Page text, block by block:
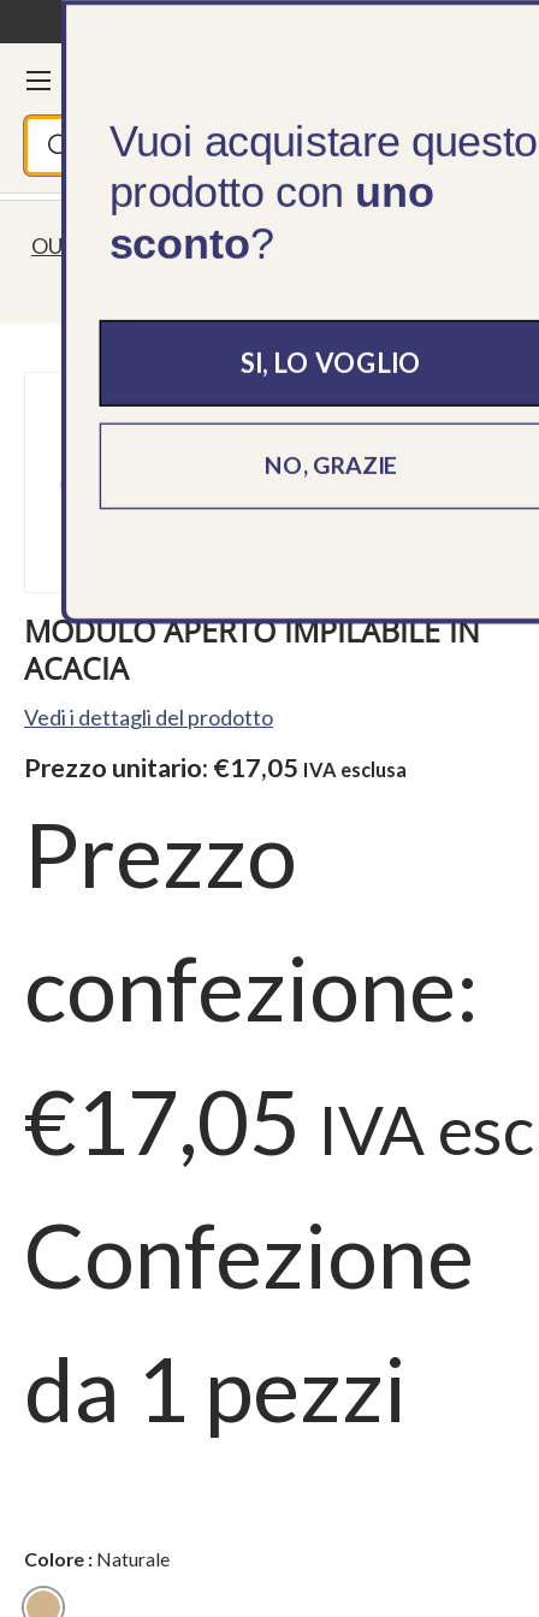
Passa ai contenuti
Cerca
Cerca
Menu
OUTLET: Articoli fino al 50% ⏰ Fino a esaurimento
MODULO APERTO IMPILABILE IN
ACACIA
Vedi i dettagli del prodotto
Prezzo unitario: €17,05 IVA esclusa
Prezzo
confezione:
€17,05 IVA
Confezione
da 1 pezzi
Colore : Naturale
Vuoi acquistare questo
prodotto con uno
sconto?
SI, LO VOGLIO
NO, GRAZIE